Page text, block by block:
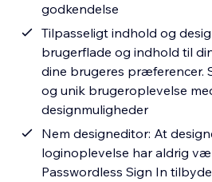
godkendelse
Tilpasseligt indhold og
brugerflade og indhold til
dine brugeres præferencer.
og unik brugeroplevelse
designmuligheder
Nem designeditor: At
loginoplevelse har aldrig
Passwordless Sign In